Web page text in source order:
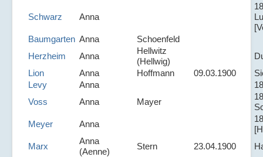
Schwarz Anna
Baumgarten Anna
Schoenfeld
Herzheim
Anna
Hellwitz
(Hellwig)
Lion
Anna Hoffmann 09.03.1900
Levy
Anna
Voss
Anna Mayer
Meyer
Anna
Marx
Anna
(Aenne)
Stern 23.04.1900